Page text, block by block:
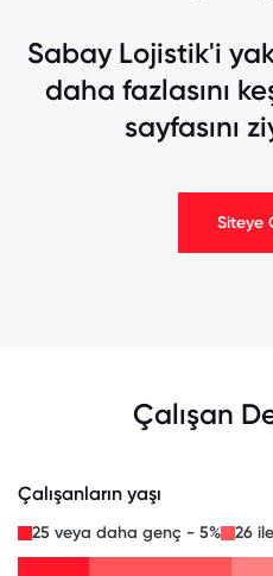
Sabay Lojistik'i
daha fazlasını
sayfasını
Siteye
Çalışan
Çalışanların yaşı
25 veya daha genç - 5% 26